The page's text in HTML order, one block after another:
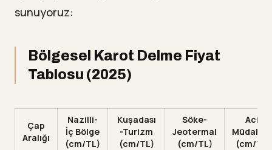
sunuyoruz:
Bölgesel Karot Delme Fiyat
Tablosu (2025)
Çap
Aralığı
Nazilli-
İç Bölge
(cm/TL)
Kuşadası
-Turizm
(cm/TL)
Söke-
Jeotermal
(cm/TL)
Acil
(cm/TL)